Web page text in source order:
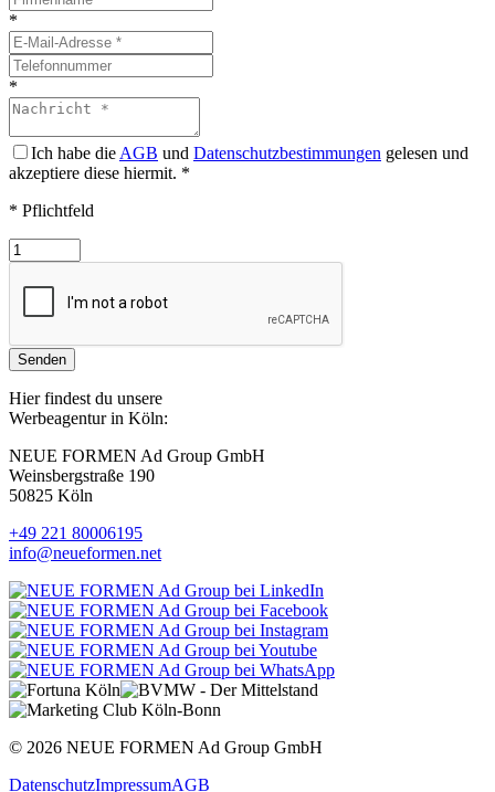
*
*
Ich habe die AGB und Datenschutzbestimmungen gelesen und
akzeptiere diese hiermit. *
* Pflichtfeld
Senden
Hier findest du unsere
Werbeagentur in Köln:
NEUE FORMEN Ad Group GmbH
Weinsbergstraße 190
50825 Köln
+49 221 80006195
info@neueformen.net
© 2026 NEUE FORMEN Ad Group GmbH
DatenschutzImpressumAGB